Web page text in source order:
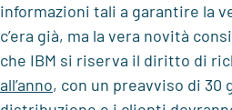
informazioni tali a garantire la
c’era già, ma la vera novità
che IBM si riserva il diritto di
all’anno, con un preavviso di 30